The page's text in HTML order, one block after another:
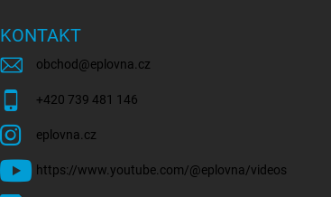
KONTAKT
obchod @eplovna.cz
+420 739 481 146
eplovna.cz
https://www.youtube.com/@eplovna/videos